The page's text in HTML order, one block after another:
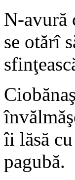
N-avură
se otărî
îi lăsă
pagubă.